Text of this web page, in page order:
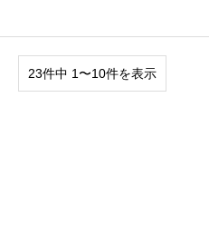
23件中 1〜10件を表示